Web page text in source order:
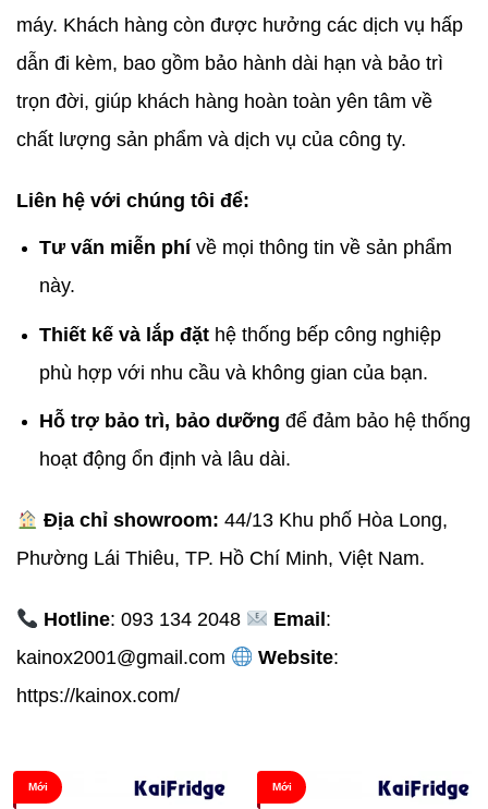
máy. Khách hàng còn được hưởng các dịch vụ hấp
dẫn đi kèm, bao gồm bảo hành dài hạn và bảo trì
trọn đời, giúp khách hàng hoàn toàn yên tâm về
chất lượng sản phẩm và dịch vụ của công ty.
Liên hệ với chúng tôi để:
Tư vấn miễn phívề mọi thông tin về sản phẩm
này.
Thiết kế và lắp đặthệ thống bếp công nghiệp
phù hợp với nhu cầu và không gian của bạn.
Hỗ trợ bảo trì, bảo dưỡng để đảm bảo hệ thống
hoạt động ổn định và lâu dài.
Địa chỉ showroom: 44/13 Khu phố Hòa Long,
Phường Lái Thiêu, TP. Hồ Chí Minh, Việt Nam.
Hotline: 093 134 2048 Email:
kainox2001@gmail.com
Website:
https://kainox.com/
Mới Mới